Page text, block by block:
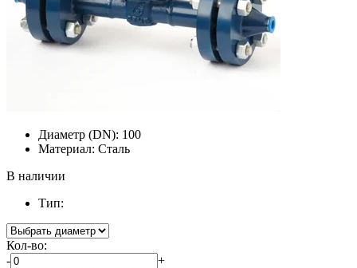
Диаметр (DN): 100
Материал: Сталь
В наличии
Тип:
Кол-во:
-
+